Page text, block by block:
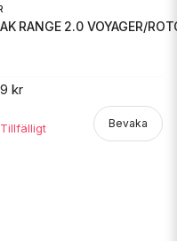
B RANGE 2.0 VOYAGER/
kr
Bevaka